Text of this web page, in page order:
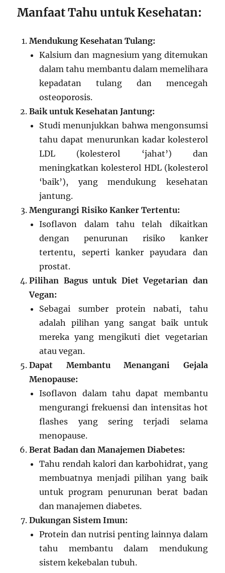
Manfaat Tahu untuk Kesehatan:
Mendukung Kesehatan Tulang:
Kalsium dan magnesium yang ditemukan
dalam tahu membantu dalam memelihara
kepadatan tulang dan mencegah
osteoporosis.
Baik untuk Kesehatan Jantung:
Studi menunjukkan bahwa mengonsumsi
tahu dapat menurunkan kadar kolesterol
LDL (kolesterol ‘jahat’) dan
meningkatkan kolesterol HDL (kolesterol
‘baik’), yang mendukung kesehatan
jantung.
Mengurangi Risiko Kanker Tertentu:
Isoflavon dalam tahu telah dikaitkan
dengan penurunan risiko kanker
tertentu, seperti kanker payudara dan
prostat.
Pilihan Bagus untuk Diet Vegetarian dan
Vegan:
Sebagai sumber protein nabati, tahu
adalah pilihan yang sangat baik untuk
mereka yang mengikuti diet vegetarian
atau vegan.
Dapat Membantu Menangani Gejala
Menopause:
Isoflavon dalam tahu dapat membantu
mengurangi frekuensi dan intensitas hot
flashes yang sering terjadi selama
menopause.
Berat Badan dan Manajemen Diabetes:
Tahu rendah kalori dan karbohidrat, yang
membuatnya menjadi pilihan yang baik
untuk program penurunan berat badan
dan manajemen diabetes.
Dukungan Sistem Imun:
Protein dan nutrisi penting lainnya dalam
tahu membantu dalam mendukung
sistem kekebalan tubuh.